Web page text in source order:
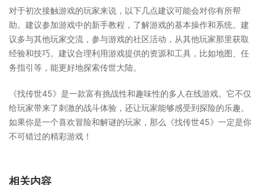
对于初次接触游戏的玩家来说，以下几点建议可能会对你有所帮
助。建议参加游戏中的新手教程，了解游戏的基本操作和系统。建
议多与其他玩家交流，参与游戏的社区活动，从其他玩家那里获取
经验和技巧。建议合理利用游戏提供的资源和工具，比如地图、任
务指引等，能更好地探索传世大陆。
《找传世45》是一款富有挑战性和趣味性的多人在线游戏。它不仅
给玩家带来了刺激的战斗体验，还让玩家能够感受到探险的乐趣。
如果你是一个喜欢冒险和解谜的玩家，那么《找传世45》一定是你
不可错过的精彩游戏！
相关内容